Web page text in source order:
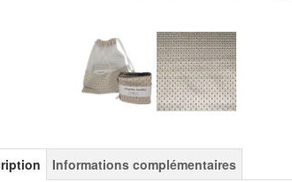
Informations complémentaires